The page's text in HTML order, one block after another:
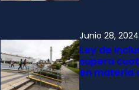
Junio 28, 2024
Ley de
supera
en materia